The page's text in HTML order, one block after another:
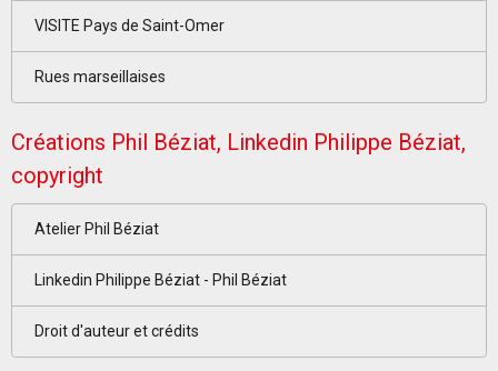
VISITE Pays de Saint-Omer
Rues marseillaises
Créations Phil Béziat, Linkedin Philippe Béziat,
copyright
Atelier Phil Béziat
Linkedin Philippe Béziat - Phil Béziat
Droit d'auteur et crédits